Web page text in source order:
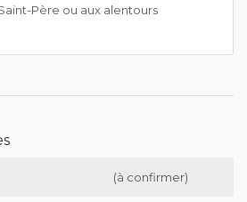
Père ou aux alentours
(à confirmer)